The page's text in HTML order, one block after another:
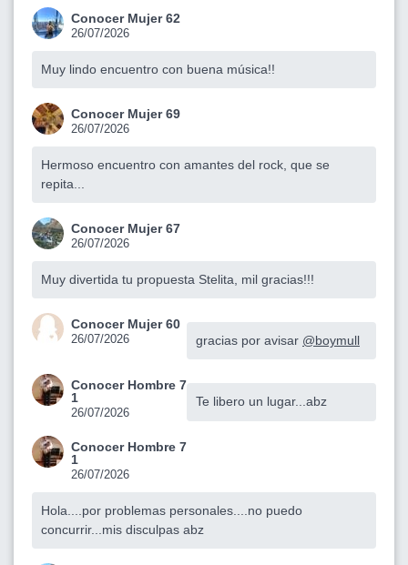
Conocer Mujer 62
26/07/2026
Muy lindo encuentro con buena música!!
Conocer Mujer 69
26/07/2026
Hermoso encuentro con amantes del rock, que se
repita...
Conocer Mujer 67
26/07/2026
Muy divertida tu propuesta Stelita, mil gracias!!!
Conocer Mujer 60
26/07/2026 gracias por avisar @boymull
Conocer Hombre 7
1
26/07/2026
Te libero un lugar...abz
Conocer Hombre 7
1
26/07/2026
Hola....por problemas personales....no puedo
concurrir...mis disculpas abz